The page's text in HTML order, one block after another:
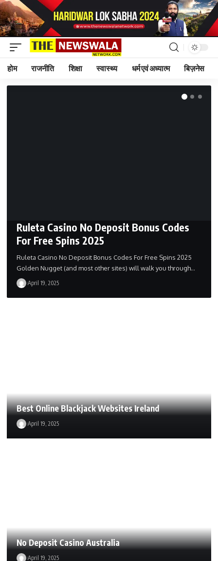
होम राजनीति शिक्षा स्वास्थ्य धर्म एवं अध्यात्म बिज़नेस
Ruleta Casino No Deposit Bonus Codes
For Free Spins 2025
Ruleta Casino No Deposit Bonus Codes For Free Spins 2025
Golden Nugget (and most other sites) will walk you through…
April 19, 2025
Best Online Blackjack Websites Ireland
April 19, 2025
No Deposit Casino Australia
April 19, 2025